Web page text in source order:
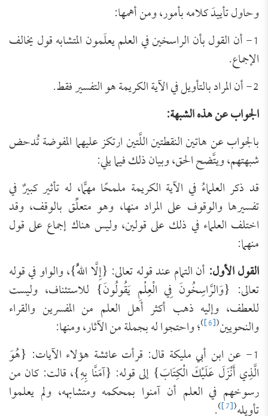
وحاول تأييدَ كلامه بأمور، ومن أهمها:
1- أن القول بأن الراسخين في العلم يعلَمون المتشابه قول يخالف
الإجماع.
2- أن المراد بالتأويل في الآية الكريمة هو التفسير فقط.
الجواب عن هذه الشبهة:
بالجواب عن هاتين النقطتين اللَّتين ارتكز عليهما المفوضة تُدحض
شبهتهم، ويتَّضح الحق، وبيان ذلك فيما يلي:
قد ذكر العلماءُ في الآية الكريمة ملمحًا مهمًّا، له تأثير كبيرٌ في
تفسيرها والوقوف على المراد منها، وهو متعلِّق بالوقف، وقد
اختلف العلماء في ذلك على قولين، وليس هناك إجماع على قول
منهما:
القول الأول: أن التمام عند قوله تعالى: {إِلَّا اللَّهُ}، والواو في قوله
تعالى: {وَالرَّاسِخُونَ فِي الْعِلْمِ يَقُولُونَ} للاستئناف، وليست
للعطف، وإليه ذهب أكثر أهل العلم من المفسرين والقراء
والنحويين(
[6]
)؛ واحتجوا له بجملة من الآثار، ومنها:
1- عن ابن أبي مليكة قال: قرأت عائشة هؤلاء الآيات: {هُوَ
الَّذِي أَنْزَلَ عَلَيْكَ الْكِتَابَ} إلى قوله: {آمَنَّا بِهِ}، قالت: كان من
رسوخهم في العلم أن آمنوا بمحكمه ومتشابهه، ولم يعلموا
(
[7]
)